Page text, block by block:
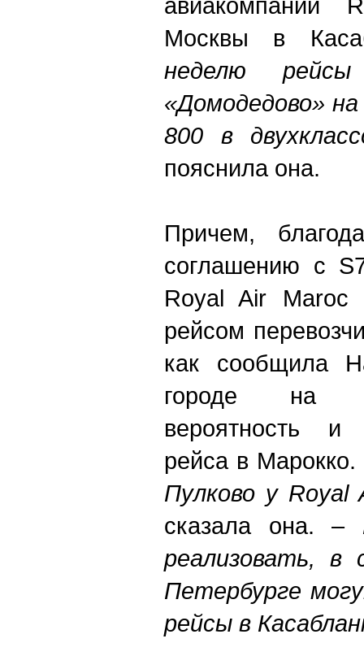
Москвы в
неделю
«Домодедово»
800 в
пояснила она.
Причем,
соглашению с
Royal Air Maroc
рейсом
как сообщила
городе на
вероятность и
рейса в Марокко.
Пулково у
сказала она. –
реализовать, в
Петербурге
рейсы в